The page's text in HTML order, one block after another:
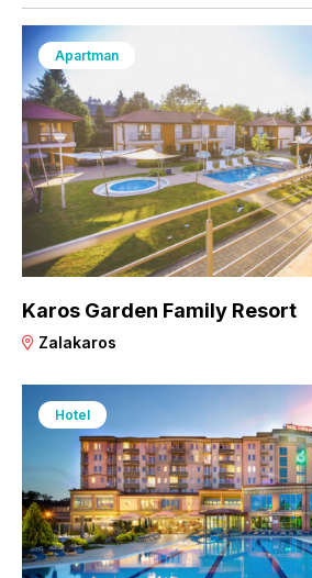
Apartman
Karos Garden Family Resort
Zalakaros
Hotel